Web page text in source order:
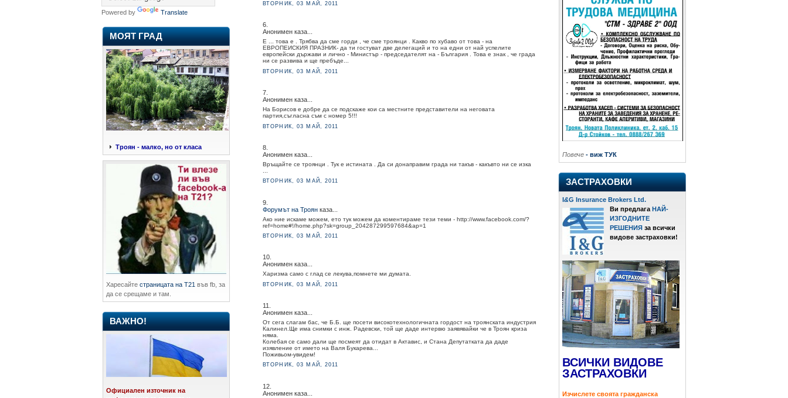
Powered by Translate
МОЯТ ГРАД
Троян - малко, но от класа
Харесайте страницата на Т21 във fb, за
да се срещаме и там.
ВАЖНО!
Официален източник на
ВТОРНИК, 03 МАЙ, 2011
6.
Анонимен каза...
Е ... това е . Трябва да сме горди , че сме троянци . Какво по хубаво от това - на
ЕВРОПЕИСКИЯ ПРА3НИК- да ти гостуват две делегаций и то на едни от най успелите
европейски държави и лично - Министър - председателят на - България . Това е знак , че града
ни се развива и ще пребъде...
ВТОРНИК, 03 МАЙ, 2011
7.
Анонимен каза...
На Борисов е добре да се подскаже кои са местните представители на неговата
партия,съгласна съм с номер 5!!!
ВТОРНИК, 03 МАЙ, 2011
8.
Анонимен каза...
Връщайте се троянци . Тук е истината . Да си донаправим града ни такъв - какъвто ни се изка
ВТОРНИК, 03 МАЙ, 2011
9.
Форумът на Троян каза...
Ако ние искаме можем, ето тук можем да коментираме тези теми - http://www.facebook.com/?
ref=home#!/home.php?sk=group_204287299597684&ap=1
ВТОРНИК, 03 МАЙ, 2011
10.
Анонимен каза...
Харизма само с глад се лекува,помнете ми думата.
ВТОРНИК, 03 МАЙ, 2011
11.
Анонимен каза...
От сега слагам бас, че Б.Б. ще посети високотехнологичната гордост на троянската индустрия
Калинел.Ще има снимки с инж. Радевски, той ще даде интервю заявявайки че в Троян криза
няма.
Колебая се само дали ще посмеят да отидат в Актавис, и Стана Депутатката да даде
изявление от името на Валя Букарева...
Поживьом-увидем!
ВТОРНИК, 03 МАЙ, 2011
12.
Анонимен каза...
Повече - виж ТУК
ЗАСТРАХОВКИ
I&G Insurance Brokers Ltd.
Ви предлага НАЙ-
ИЗГОДНИТЕ
РЕШЕНИЯ за всички
видове застраховки!
ВСИЧКИ ВИДОВЕ
ЗАСТРАХОВКИ
Изчислете своята гражданска